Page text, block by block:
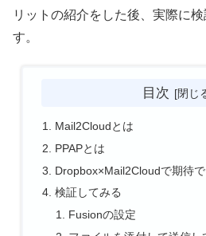
リットの紹介をした後、実際に
す。
目次
Mail2Cloudとは
PPAPとは
Dropbox×Mail2Cloudで期待で
検証してみる
Fusionの設定